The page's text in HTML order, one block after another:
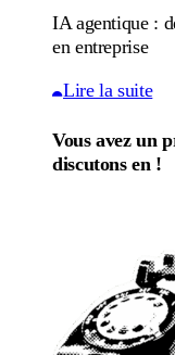
IA agentique :
en entreprise
Lire la suite
Vous avez un
discutons en !